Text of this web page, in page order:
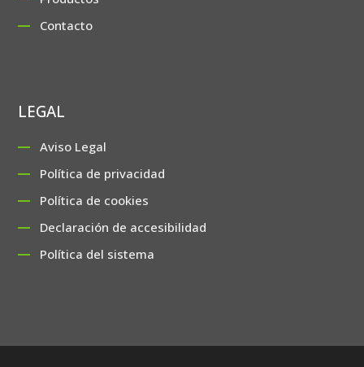
Contacto
LEGAL
Aviso Legal
Política de privacidad
Política de cookies
Declaración de accesibilidad
Política del sistema